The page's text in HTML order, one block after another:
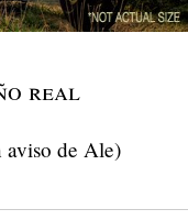
real
aviso de Ale)